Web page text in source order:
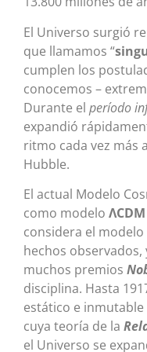
El Universo surgió
que llamamos “
cumplen los
conocemos –
Durante el período
expandió
ritmo cada vez más
Hubble.
El actual Modelo
como modelo ΛCDM
considera el
hechos
muchos premios
disciplina. Hasta
estático e
cuya teoría de la
el Universo se